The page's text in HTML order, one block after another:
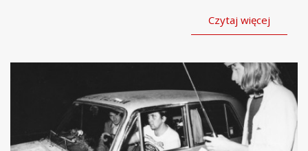
Czytaj więcej